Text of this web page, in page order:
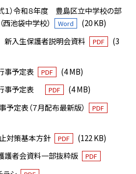
１）令和８年度 豊島区立中学校の部
池袋中学校）
Word
(20 KB)
新入生保護者説明会資料
PDF
(3
事予定表
PDF
(4 MB)
事予定表
PDF
(4 MB)
定表（７月配布最新版）
PDF
対策基本方針
PDF
(122 KB)
護者会資料一部抜粋版
PDF